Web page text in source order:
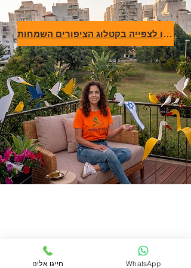
לחצו לצפייה בקטלוג הציפורים השמחות
חייגו אלינו WhatsApp